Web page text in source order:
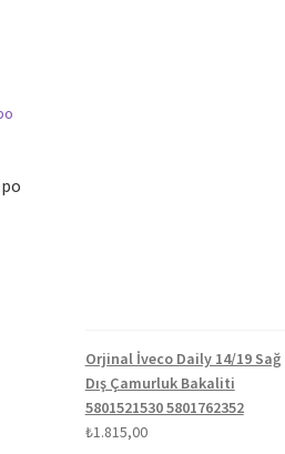
Orjinal İveco Daily 14/19 Sağ
Dış Çamurluk Bakaliti
5801521530 5801762352
₺1.815,00